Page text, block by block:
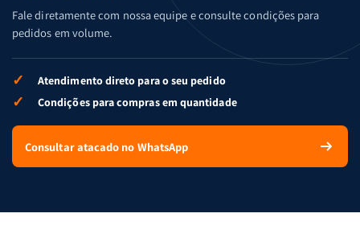
Fale diretamente com nossa equipe e consulte condições para
pedidos em volume.
✓ Atendimento direto para o seu pedido
✓ Condições para compras em quantidade
Consultar atacado no WhatsApp